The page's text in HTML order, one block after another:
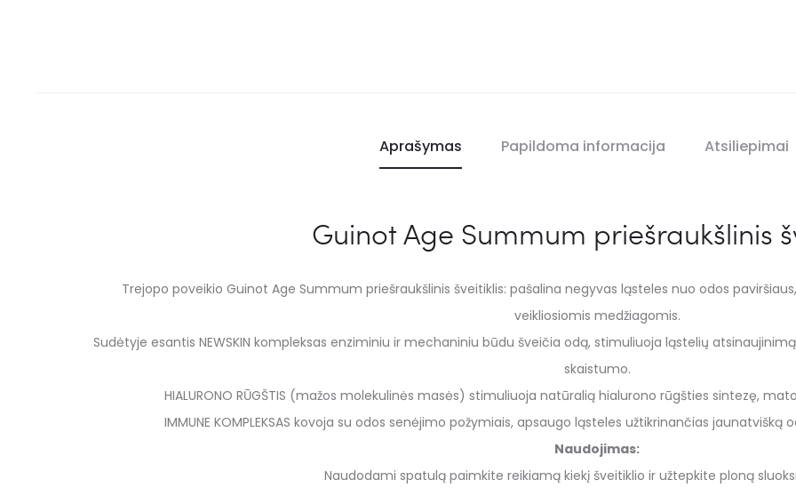
Aprašymas Papildoma informacija Atsiliepimai
Guinot Age Summum priešraukšlinis
Trejopo poveikio Guinot Age Summum priešraukšlinis šveitiklis: pašalina negyvas ląsteles nuo odos
veikliosiomis medžiagomis.
Sudėtyje esantis NEWSKIN kompleksas enziminiu ir mechaniniu būdu šveičia odą, stimuliuoja ląstelių
skaistumo.
HIALURONO RŪGŠTIS (mažos molekulinės masės) stimuliuoja natūralią hialurono rūgšties sintezę,
IMMUNE KOMPLEKSAS kovoja su odos senėjimo požymiais, apsaugo ląsteles užtikrinančias
Naudojimas:
Naudodami spatulą paimkite reikiamą kiekį šveitiklio ir užtepkite ploną